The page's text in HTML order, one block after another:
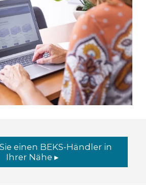
einen BEKS-Händler in
Ihrer Nähe ▸